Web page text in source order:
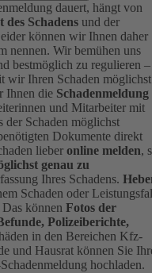
dauert, hängt von
des Schadens und der
können wir Ihnen daher
nennen. Wir bemühen uns
bestmöglich zu regulieren –
wir Ihren Schaden möglichst
Ihnen die Schadenmeldung
und Mitarbeiter mit
der Schaden möglichst
Dokumente direkt
lieber online melden,
genau zu
Ihres Schadens.
Schaden oder
Das können Fotos der
Polizeiberichte,
in den Bereichen Kfz-
und Hausrat können Sie
hochladen.